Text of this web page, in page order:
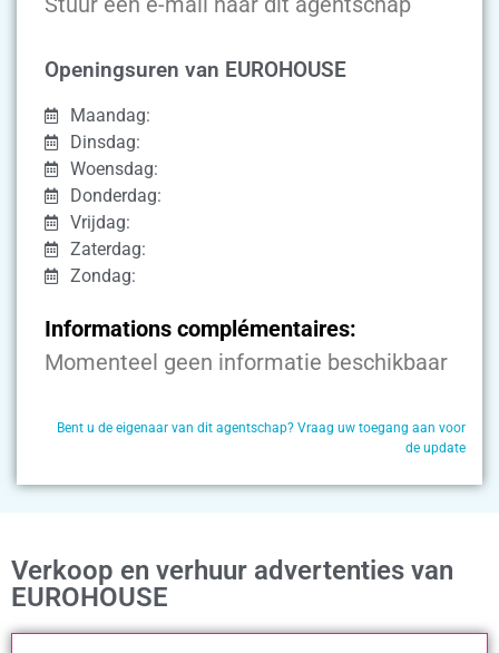
Openingsuren van EUROHOUSE
Maandag:
Dinsdag:
Woensdag:
Donderdag:
Vrijdag:
Zaterdag:
Zondag:
Informations complémentaires:
Momenteel geen informatie beschikbaar
Bent u de eigenaar van dit agentschap? Vraag uw toegang aan voor
de update
Verkoop en verhuur advertenties van
EUROHOUSE